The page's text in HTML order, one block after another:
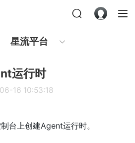
星流平台
运行时
16 10:53:18
台上创建Agent运行时。